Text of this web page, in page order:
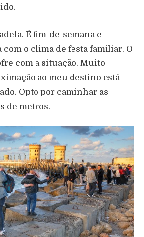
É fim-de-semana e
o clima de festa familiar. O
com a situação. Muito
ao meu destino está
Opto por caminhar as
de metros.